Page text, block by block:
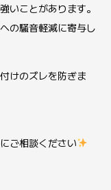
いことがあります。
の騒音軽減に寄与し
けのズレを防ぎま
ご相談ください